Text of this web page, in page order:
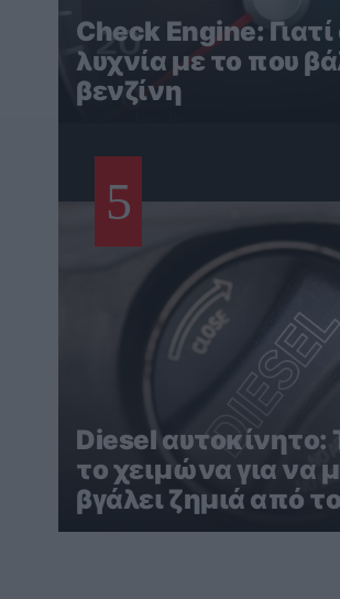
Check Engine: Γιατί
λυχνία με το που
βενζίνη
5
Diesel αυτοκίνητο:
το χειμώνα για να
βγάλει ζημιά από